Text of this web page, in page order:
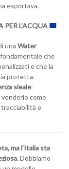
esportava.
PER L’ACQUA
una Water
fondamentale che
e che la
protetta.
sleale:
come
e
ma l’Italia sta
Dobbiamo